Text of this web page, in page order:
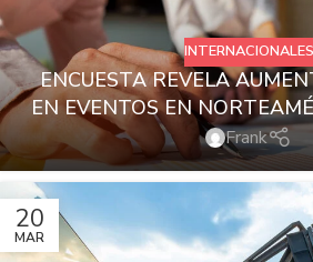
INTERNACIONALES
ENCUESTA REVELA
EN EVENTOS EN
Frank
20
MAR